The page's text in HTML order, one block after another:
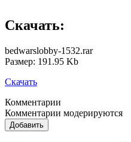
Скачать:
bedwarslobby-1532.rar
Размер: 191.95 Kb
Скачать
Комментарии
Комментарии модерируются
Добавить